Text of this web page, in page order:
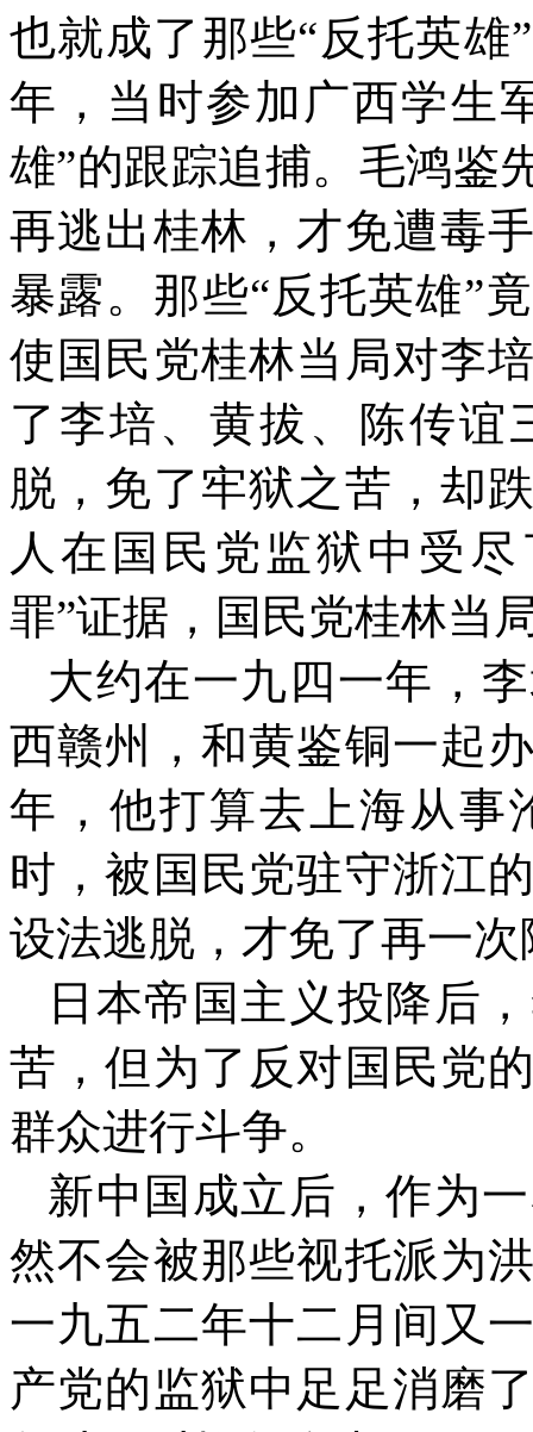
也就成了那些“反托英
年，当时参加广西学生
雄”的跟踪追捕。毛鸿鉴
再逃出桂林，才免遭毒
暴露。那些“反托英雄”
使国民党桂林当局对李
了李培、黄拔、陈传谊
脱，免了牢狱之苦，却
人在国民党监狱中受
罪”证据，国民党桂林当
大约在一九四一年，
西赣州，和黄鉴铜一起
年，他打算去上海从事
时，被国民党驻守浙江
设法逃脱，才免了再一
日本帝国主义投降后
苦，但为了反对国民党
群众进行斗争。
新中国成立后，作为
然不会被那些视托派为
一九五二年十二月间又
产党的监狱中足足消磨